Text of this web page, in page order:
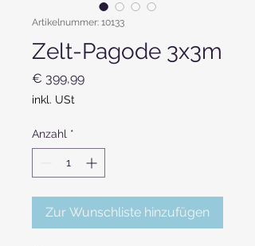
Artikelnummer: 10133
Zelt-Pagode 3x3m
€ 399,99Preis
inkl. USt
Anzahl *
Zur Wunschliste hinzufügen